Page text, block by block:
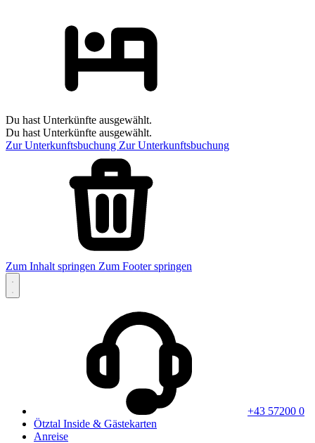
Du hast Unterkünfte ausgewählt.
Du hast Unterkünfte ausgewählt.
Zur Unterkunftsbuchung Zur Unterkunftsbuchung
Zum Inhalt springen Zum Footer springen
+43 57200 0
Ötztal Inside & Gästekarten
Anreise